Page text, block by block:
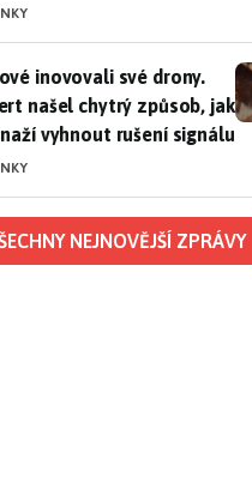
inovovali své drony.
inovovali své drony.
našel chytrý způsob, jak
vyhnout rušení signálu
NEJNOVĚJŠÍ ZPRÁVY